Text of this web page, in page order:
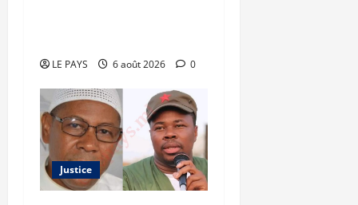
LE PAYS 6 août 2026 0
Justice